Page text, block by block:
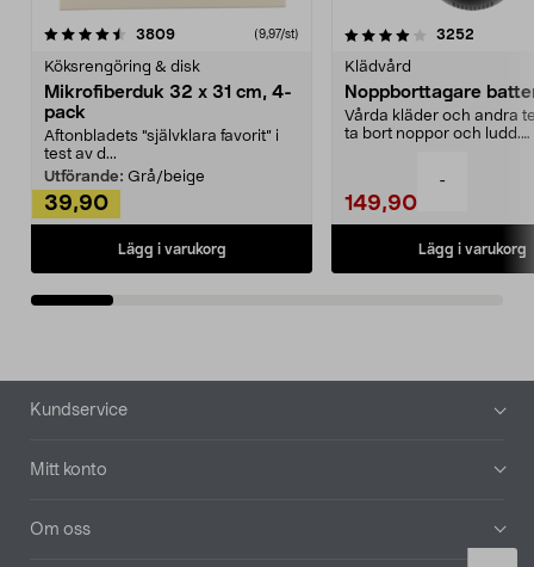
-
3809recensioner (9,97/st)
Köksrengöring & disk
Mikrofiberduk 32 x 31 cm, 4-
pack
Aftonbladets "självklara favorit” i
test av d...
Utförande: Grå/beige
39,90
Lägg i varukorg
4.0av 5 stjärnor 3252
Klädvård
Noppborttagare
Vårda kläder och andra
ta bort noppor och ludd.
149,90
Lägg i varukorg
4.5av 5 stjärnor
Sidfot
Kundservice
Mitt konto
Om oss